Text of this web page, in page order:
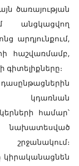
ծառայության
անցկացվող
արդյունքում,
հաշվառմամբ,
կդառնան
համար՝
կիրականացնեն